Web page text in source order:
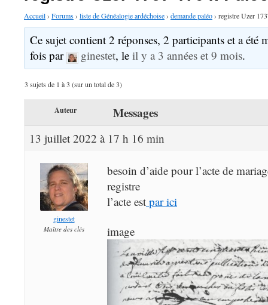
Accueil› Forums› liste de Généalogie ardéchoise› demande paléo› registre Uzer
Ce sujet contient 2 réponses, 2 participants et a été
fois par
ginestet, leil y a 3 années et 9 mois.
3 sujets de 1 à 3 (sur un total de 3)
Auteur Messages
13 juillet 2022 à 17 h 16 min
ginestet
Maître des clés
besoin d’aide pour l’acte de
registre
l’acte est par ici
image